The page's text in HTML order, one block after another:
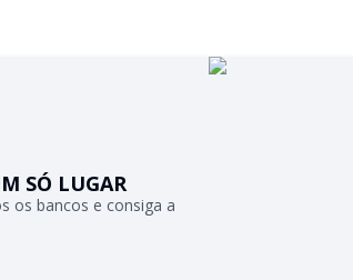
SÓ LUGAR
os bancos e consiga a